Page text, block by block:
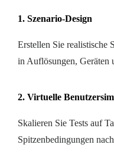
1. Szenario-Design
Erstellen Sie realistische
in Auflösungen, Geräten
2. Virtuelle
Skalieren Sie Tests auf
Spitzenbedingungen